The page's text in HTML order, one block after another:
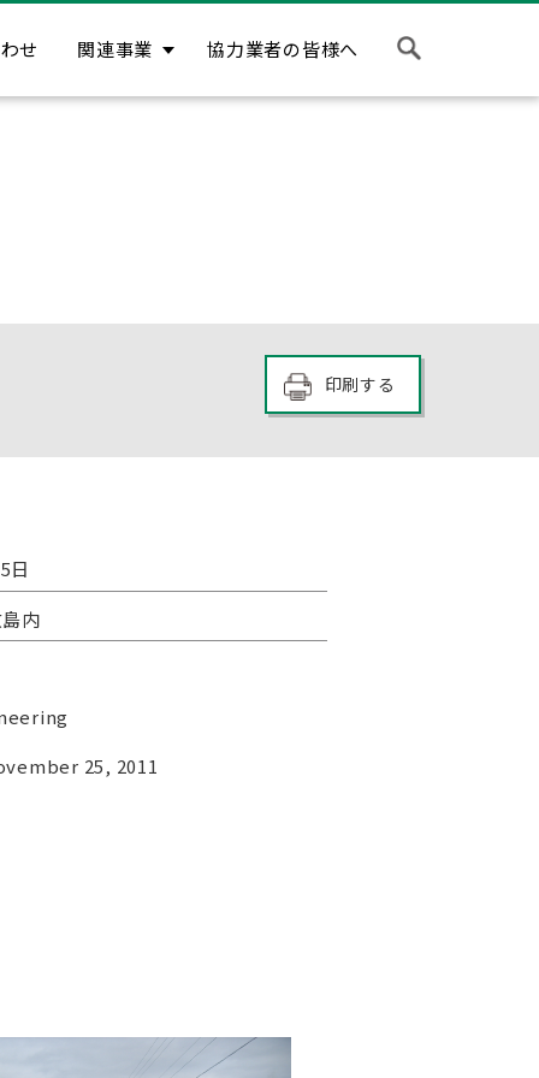
せ 関連事業 協力業者の皆様へ
印刷する
日
内
25, 2011